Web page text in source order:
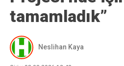
tamamladık”
Neslihan Kaya